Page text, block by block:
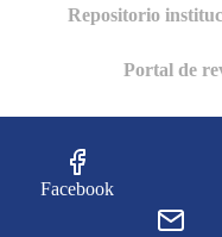
Repositorio
Portal de
Facebook